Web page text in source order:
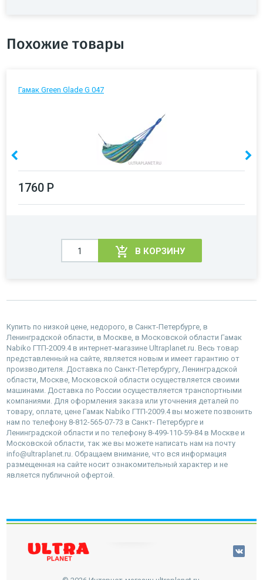
Похожие товары
Гамак Green Glade G 047
1760 Р
В КОРЗИНУ
Купить по низкой цене, недорого, в Санкт-Петербурге, в
Ленинградской области, в Москве, в Московской области Гамак
Nabiko ГТП-2009.4 в интернет-магазине Ultraplanet.ru. Весь товар
представленный на сайте, является новым и имеет гарантию от
производителя. Доставка по Санкт-Петербургу, Ленинградской
области, Москве, Московской области осуществляется своими
машинами. Доставка по России осуществляется транспортными
компаниями. Для оформления заказа или уточнения деталей по
товару, оплате, цене Гамак Nabiko ГТП-2009.4 вы можете позвонить
нам по телефону 8-812-565-07-73 в Санкт- Петербурге и
Ленинградской области и по телефону 8-499-110-59-84 в Москве и
Московской области, так же вы можете написать нам на почту
info@ultraplanet.ru. Обращаем внимание, что вся информация
размещенная на сайте носит ознакомительный характер и не
является публичной офертой.
наверх